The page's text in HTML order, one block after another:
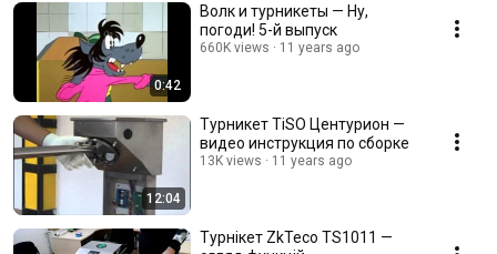
0:42
Волк и турникеты — Ну,
погоди! 5-й выпуск
660K views 11 years ago
12:04
Турникет TiSO Центурион —
видео инструкция по сборке
13K views 11 years ago
Турнікет ZkTeco TS1011 —